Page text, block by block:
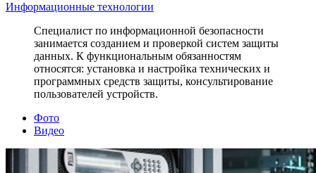
Информационные технологии
Специалист по информационной безопасности
занимается созданием и проверкой систем защиты
данных. К функциональным обязанностям
относятся: установка и настройка технических и
программных средств защиты, консультирование
пользователей устройств.
Фото
Видео